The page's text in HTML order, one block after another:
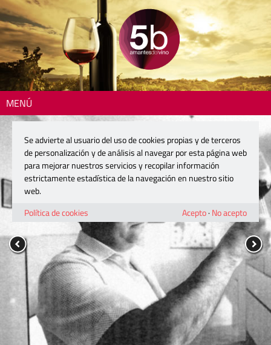
MENÚ
Se advierte al usuario del uso de cookies propias y de terceros
de personalización y de análisis al navegar por esta página web
para mejorar nuestros servicios y recopilar información
estrictamente estadística de la navegación en nuestro sitio
web.
Política de cookies
Acepto· No acepto